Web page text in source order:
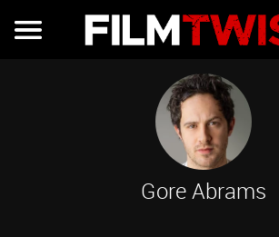
Gore Abrams